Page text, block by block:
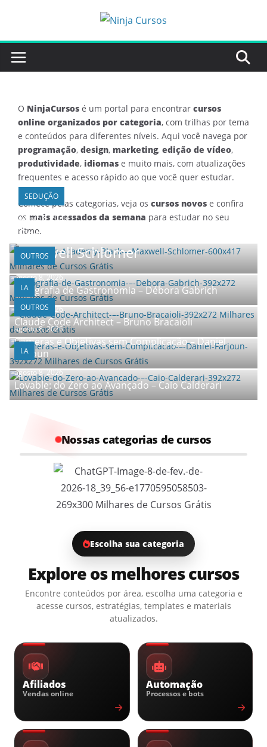
O NinjaCursos é um portal para encontrar cursos
online organizados por categoria, com trilhas por tema
e conteúdos para diferentes níveis. Aqui você navega por
programação, design, marketing, edição de vídeo,
produtividade, idiomas e muito mais, com atualizações
frequentes e acesso rápido ao que você quer estudar.
Comece pelas categorias, veja os cursos novos e confira
os mais acessados da semana para estudar no seu
ritmo.
SEDUÇÃO
agosto 8, 2026
Social Pro Academy Black –
Maxwell Schlomer
OUTROS
agosto 8, 2026
Fotografia de Gastronomia – Débora Gabrich
I.A
agosto 8, 2026
Claude Code Architect – Bruno Bracaioli
OUTROS
agosto 8, 2026
Câmeras e Objetivas sem Complicação – Daniel
Farjoun
I.A
agosto 8, 2026
Lovable: do Zero ao Avançado – Caio Calderari
Nossas categorias de cursos
Escolha sua categoria
Explore os melhores cursos
Encontre conteúdos por área, escolha uma categoria e
acesse cursos, estratégias, templates e materiais
atualizados.
Afiliados
Vendas online
Automação
Processos e bots